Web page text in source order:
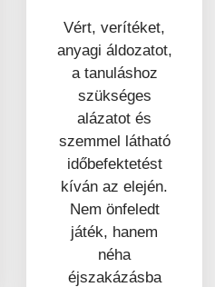
Vért, verítéket,
anyagi áldozatot,
a tanuláshoz
szükséges
alázatot és
szemmel látható
időbefektetést
kíván az elején.
Nem önfeledt
játék, hanem
néha
éjszakázásba